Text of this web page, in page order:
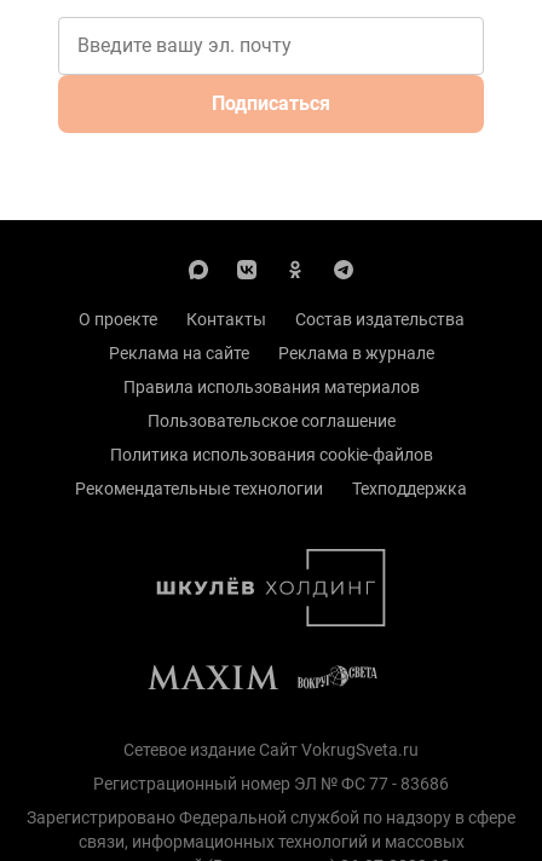
Подписаться
О проекте Контакты
Состав издательства
Реклама на сайте
Реклама в журнале
Правила использования материалов
Пользовательское соглашение
Политика использования cookie-файлов
Рекомендательные технологии
Техподдержка
Сетевое издание Сайт VokrugSveta.ru
Регистрационный номер ЭЛ № ФС 77 - 83686
Зарегистрировано Федеральной службой по надзору в сфере
связи, информационных технологий и массовых